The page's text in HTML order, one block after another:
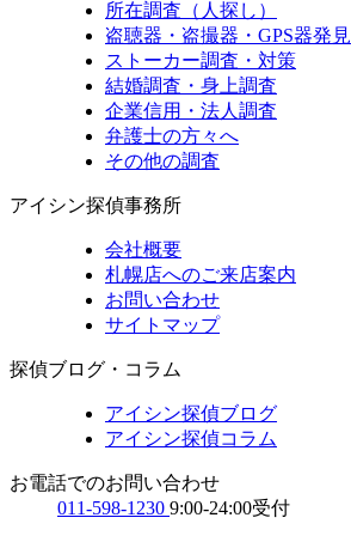
所在調査（人探し）
盗聴器・盗撮器・GPS器発見
ストーカー調査・対策
結婚調査・身上調査
企業信用・法人調査
弁護士の方々へ
その他の調査
アイシン探偵事務所
会社概要
札幌店へのご来店案内
お問い合わせ
サイトマップ
探偵ブログ・コラム
アイシン探偵ブログ
アイシン探偵コラム
お電話でのお問い合わせ
011-598-1230 9:00-24:00受付